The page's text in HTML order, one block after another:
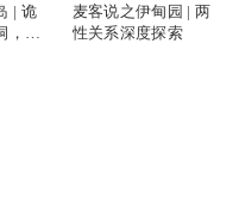
| 诡
探
麦客说之伊甸园 | 两
性关系深度探索